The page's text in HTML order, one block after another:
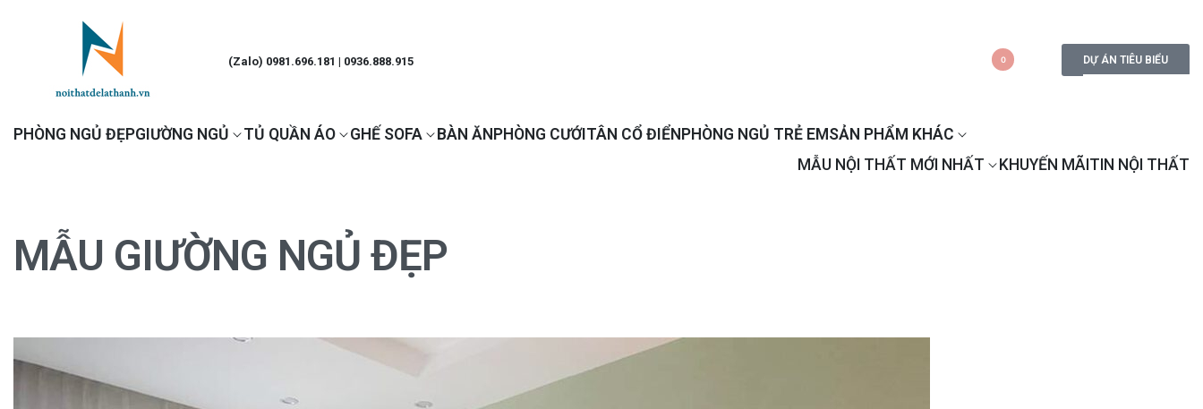
(Zalo) 0981.696.181 | 0936.888.915 0 DỰ ÁN TIÊU BIỂU
PHÒNG NGỦ ĐẸPGIƯỜNG NGỦ TỦ QUẦN ÁO GHẾ SOFA BÀN ĂN PHÒNG CƯỚI TÂN CỔ ĐIỂN PHÒNG NGỦ TRẺ EM SẢN PHẨM KHÁC
MẪU NỘI THẤT MỚI NHẤT
KHUYẾN MÃI TIN NỘI THẤT
MẪU GIƯỜNG NGỦ ĐẸP